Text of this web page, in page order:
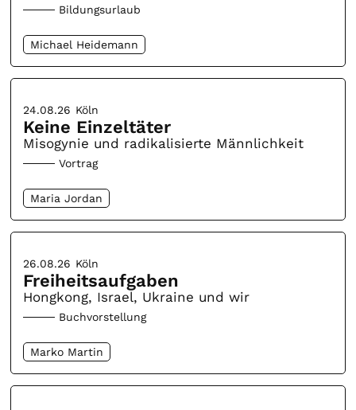
Bildungsurlaub
Michael Heidemann
24.08.26 Köln
Keine Einzeltäter
Misogynie und radikalisierte Männlichkeit
Vortrag
Maria Jordan
26.08.26 Köln
Freiheitsaufgaben
Hongkong, Israel, Ukraine und wir
Buchvorstellung
Marko Martin